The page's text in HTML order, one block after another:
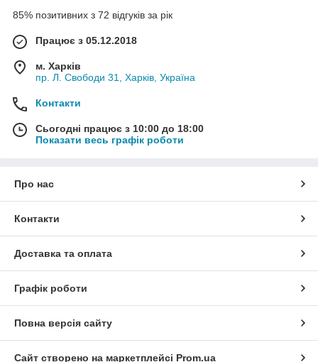
85% позитивних з 72 відгуків за рік
Працює з 05.12.2018
м. Харків
пр. Л. Свободи 31, Харків, Україна
Контакти
Сьогодні працює з 10:00 до 18:00
Показати весь графік роботи
Про нас
Контакти
Доставка та оплата
Графік роботи
Повна версія сайту
Сайт створено на маркетплейсі Prom.ua